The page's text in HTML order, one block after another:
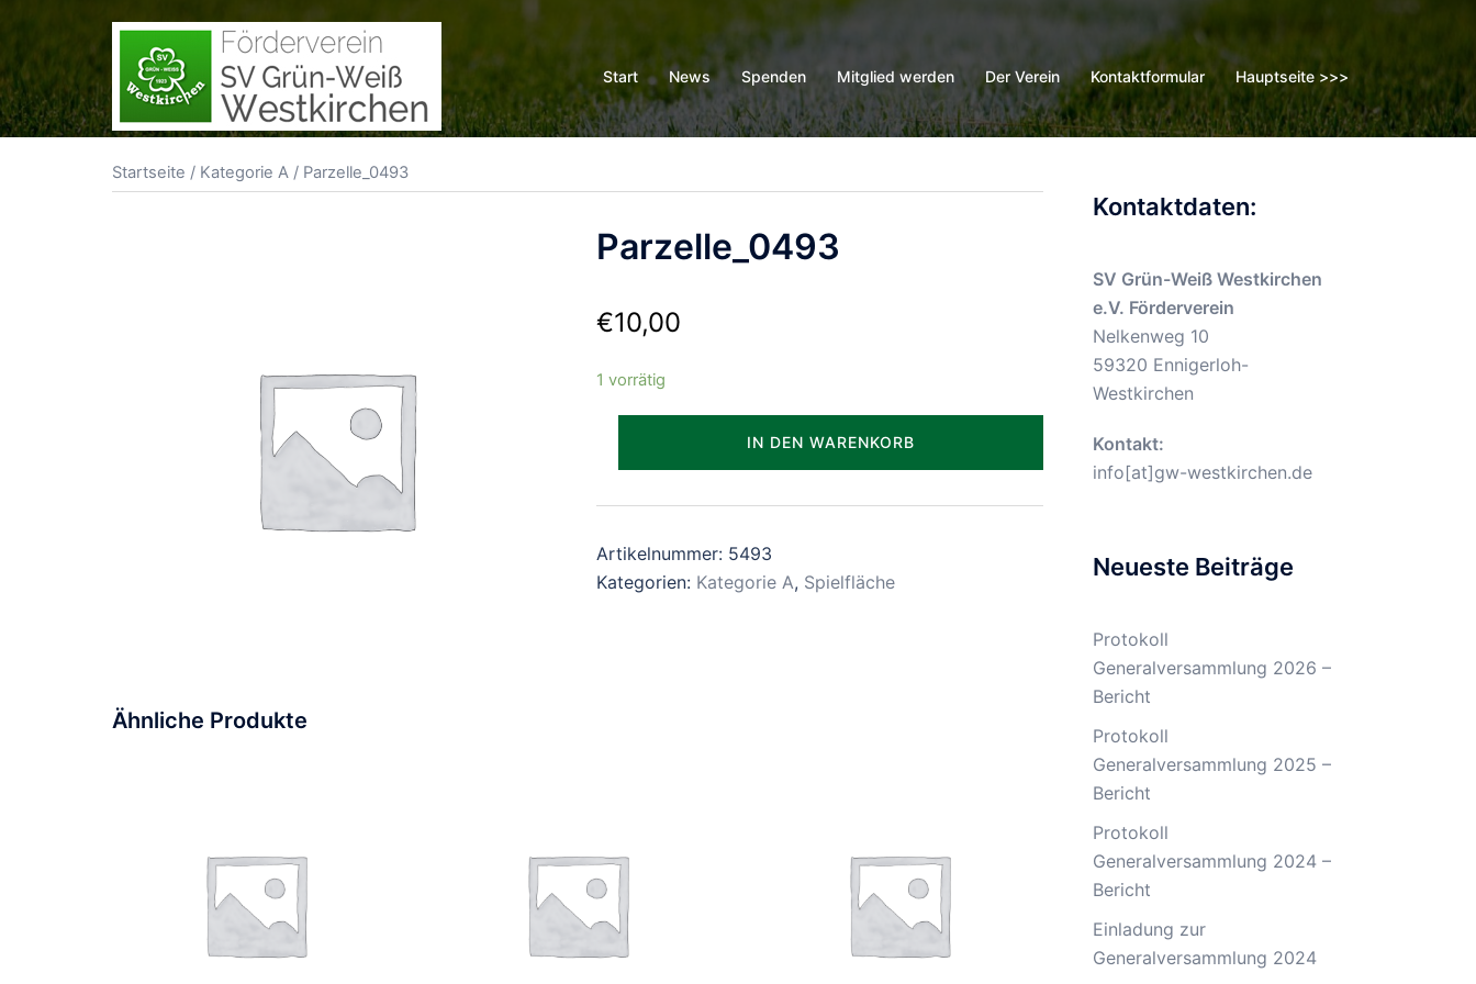
springen
Start News Spenden Mitglied werden Der Verein Kontaktformular Hauptseite >>>
Startseite / Kategorie A / Parzelle_0493
Parzelle_0493
€10,00
1 vorrätig
IN DEN WARENKORB
Artikelnummer: 5493
Kategorien: Kategorie A, Spielfläche
Ähnliche Produkte
Kontaktdaten:
SV Grün-Weiß Westkirchen
e.V. Förderverein
Nelkenweg 10
59320 Ennigerloh-
Westkirchen
Kontakt:
info[at]gw-westkirchen.de
Neueste Beiträge
Protokoll
Generalversammlung 2026 –
Bericht
Protokoll
Generalversammlung 2025 –
Bericht
Protokoll
Generalversammlung 2024 –
Bericht
Einladung zur
Generalversammlung 2024